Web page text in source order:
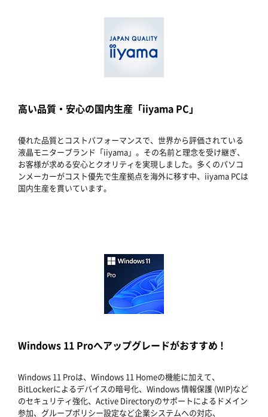
高い品質・安心の国内生産「iiyama PC」
優れた品質とコストパフォーマンスで、世界から評価されている
液晶モニターブランド「iiyama」。その名前と理念を受け継ぎ、
お客様が求める安心とクオリティを実現しました。多くのパソコ
ンメーカーがコスト優先で生産拠点を海外に移す中、iiyama PCは
国内生産を貫いています。
Windows 11 Proへアップグレードがおすすめ !
Windows 11 Proは、Windows 11 Homeの機能に加えて、
BitLockerによるデバイスの暗号化、Windows 情報保護 (WIP)など
のセキュリティ強化、Active Directoryのサポートによるドメイン
参加、グループポリシー設定など企業システムへの対応、